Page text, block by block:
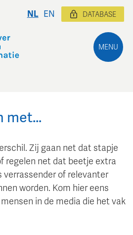
MENU
NL EN DATABASE
met…
Zij gaan net dat stapje
regelen net dat beetje extra
verrassender of relevanter
worden. Kom hier eens
in de media die het vak